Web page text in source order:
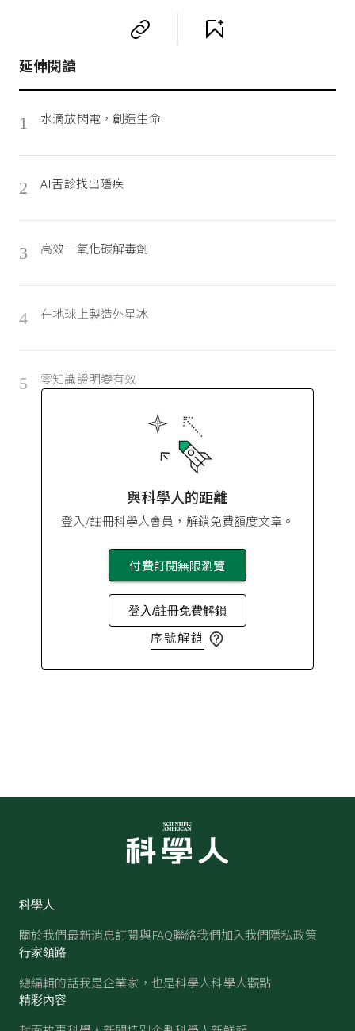
延伸閱讀
1 水滴放閃電，創造生命
2 AI舌診找出隱疾
3 高效一氧化碳解毒劑
4 在地球上製造外星冰
5 零知識證明變有效
與科學人的距離
登入/註冊科學人會員，解鎖免費額度文章。
付費訂閱無限瀏覽
登入/註冊免費解鎖
序號解鎖
科學人
關於我們最新消息訂閱與FAQ聯絡我們加入我們隱私政策
行家領路
總編輯的話我是企業家，也是科學人科學人觀點
精彩內容